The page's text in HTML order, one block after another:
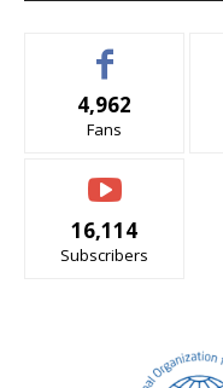
4,962
Fans
16,114
Subscribers